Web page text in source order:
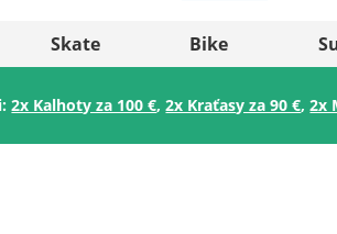
Slovenija
België (Nederlands)
Skate Bike
2x Kalhoty za 100 €,2x Kraťasy za 90 €,2x